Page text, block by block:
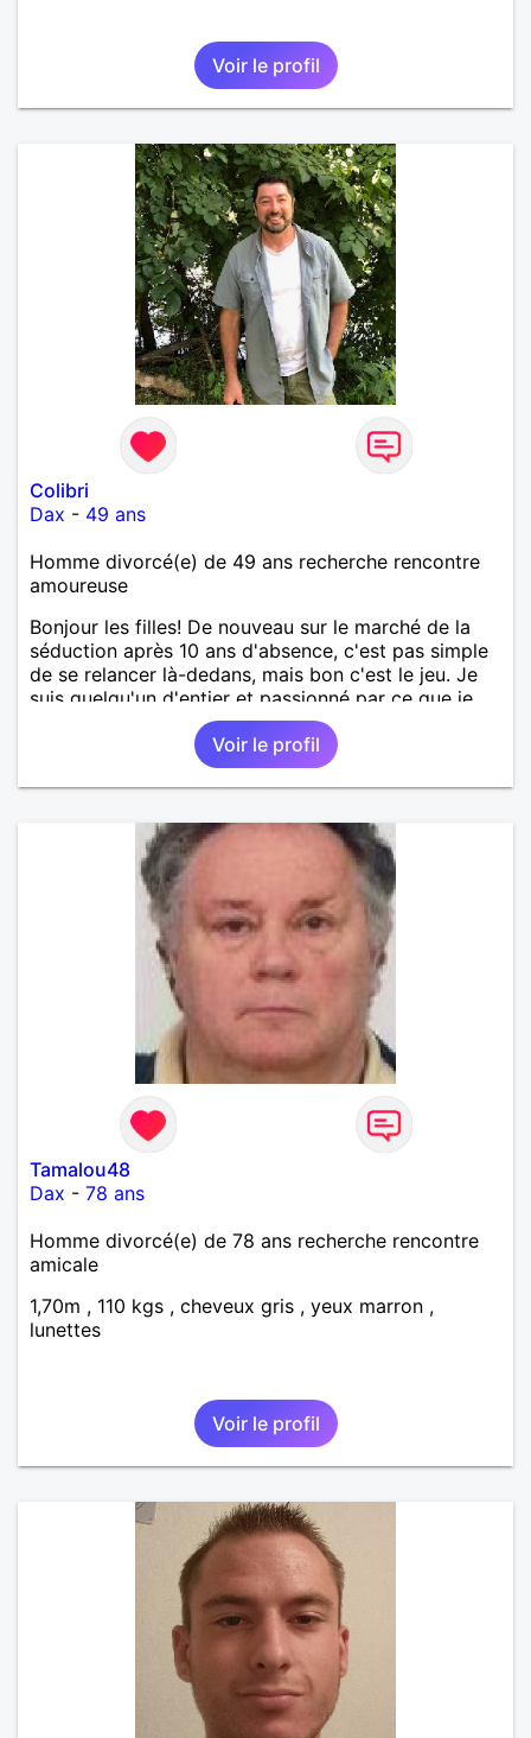
Voir le profil
Colibri
Dax - 49 ans
Homme divorcé(e) de 49 ans recherche rencontre
amoureuse
Bonjour les filles! De nouveau sur le marché de la
séduction après 10 ans d'absence, c'est pas simple
de se relancer là-dedans, mais bon c'est le jeu. Je
suis quelqu'un d'entier et passionné par ce que je
fais. Je suis propriétaire d'une belle ferme
pédagogique avec plein d'animaux. Vous l'avez
compris, ma passion, c'est la nature en général, les
animaux, les arbres, le jardinage, la créativité, le
idéal pour une maman avec de jeunes enfants ou
quelqu'un de proche de la nature. Je garde quand
même beaucoup de temps pour des sorties, je fais
un beau voyage tous les ans à l'étranger. J'aime
découvrir les paysages et cultures étrangères,
d'ailleurs les langues étrangères sont aussi ma
passion. J'ai 2 grands enfants déjà indépendants.
Pour le reste, je vous laisse découvrir. Au plaisir de
Voir le profil
Tamalou48
Dax - 78 ans
Homme divorcé(e) de 78 ans recherche rencontre
amicale
1,70m , 110 kgs , cheveux gris , yeux marron ,
lunettes
Voir le profil